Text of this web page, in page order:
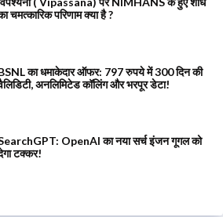
चमत्कारिक परिणाम क्या है ?
का धमाकेदार ऑफर: 797 रुपये में 300 दिन की
अनलिमिटेड कॉलिंग और भरपूर डेटा!
OpenAI का नया सर्च इंजन गूगल को
टक्कर!